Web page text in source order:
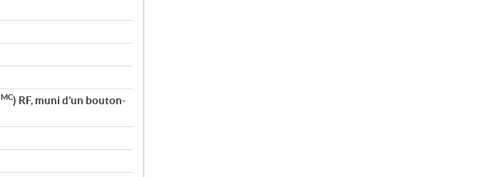
MC) RF, muni d’un bouton-